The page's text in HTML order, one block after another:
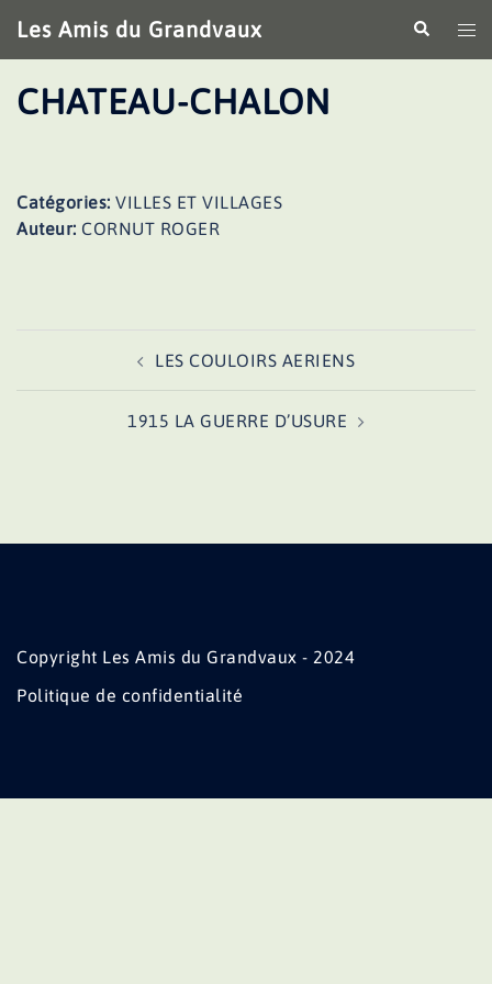
au
contenu
Les Amis du Grandvaux
le
CHATEAU-CHALON
Catégories: VILLES ET VILLAGES
Auteur: CORNUT ROGER
LES COULOIRS AERIENS
1915 LA GUERRE D’USURE
Copyright Les Amis du Grandvaux - 2024
Politique de confidentialité